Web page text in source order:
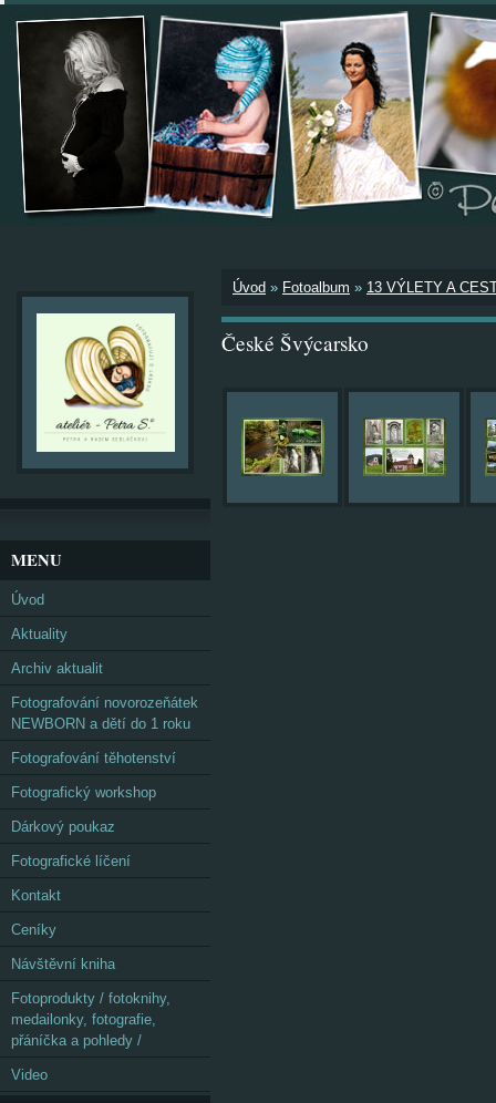
Úvod » Fotoalbum » 13 VÝLETY A
České Švýcarsko
MENU
Úvod
Aktuality
Archiv aktualit
Fotografování novorozeňátek
NEWBORN a dětí do 1 roku
Fotografování těhotenství
Fotografický workshop
Dárkový poukaz
Fotografické líčení
Kontakt
Ceníky
Návštěvní kniha
Fotoprodukty / fotoknihy,
medailonky, fotografie,
přáníčka a pohledy /
Video